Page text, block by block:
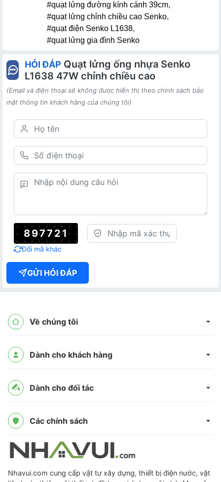
#quạt lửng đường kính cánh 39cm,
#quạt lửng chỉnh chiều cao Senko,
#quạt điện Senko L1638,
#quạt lửng gia đình Senko
HỎI ĐÁP Quạt lửng ống nhựa Senko
L1638 47W chỉnh chiều cao
(Email và điện thoại sẽ không được hiển thị theo chính sách bảo
mật thông tin khách hàng của chúng tôi)
897721
Đổi mã khác
GỬI HỎI ĐÁP
Về chúng tôi
Dành cho khách hàng
Dành cho đối tác
Các chính sách
Nhavui.com cung cấp vật tư xây dựng, thiết bị điện nước, vật